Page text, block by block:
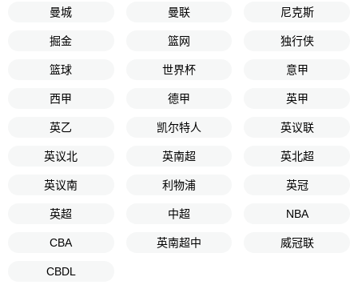
曼城 曼联 尼克斯
掘金 篮网 独行侠
篮球 世界杯 意甲
西甲 德甲 英甲
英乙 凯尔特人 英议联
英议北 英南超 英北超
英议南 利物浦 英冠
英超 中超 NBA
CBA 英南超中 威冠联
CBDL